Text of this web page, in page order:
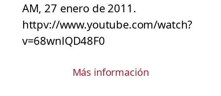
AM, 27 enero de 2011.
httpv://www.youtube.com/watch?
v=68wnlQD48F0
Más información